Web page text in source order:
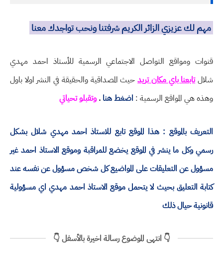
مهم لك عزيزي الزائر الكريم شرفتنا ونحب تواجدك معنا
قنوات ومواقع التواصل الاجتماعي الرسمية للأستاذ احمد مهدي
شلالتابعنا باي مكان تريدحيث المصداقية والحقيقة في النشر اولا باول
وهذه هي المواقع الرسمية : اضغط هنا .وتقبلو تحياتي
التعريف بالموقع : هذا الموقع تابع للاستاذ احمد مهدي شلال بشكل
رسمي وكل ما ينشر في الموقع يخضع للمراقبة وموقع الاستاذ احمد غير
مسؤول عن التعليقات على المواضيع كل شخص مسؤول عن نفسه عند
كتابة التعليق بحيث لا يتحمل موقع الاستاذ احمد مهدي اي مسؤولية
قانونية حيال ذلك
👇 انتهى الموضوع رسالة اخيرة بالأسفل 👇